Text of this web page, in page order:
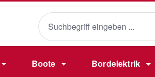
Boote Bordelektrik